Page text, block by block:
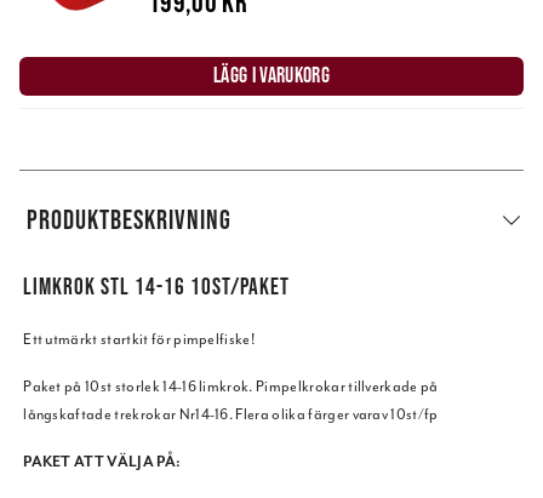
LÄGG I VARUKORG
PRODUKTBESKRIVNING
LIMKROK STL 14-16 10ST/PAKET
Ett utmärkt startkit för pimpelfiske!
Paket på 10st storlek 14-16 limkrok. Pimpelkrokar tillverkade på
långskaftade trekrokar Nr14-16. Flera olika färger varav 10st/fp
PAKET ATT VÄLJA PÅ: